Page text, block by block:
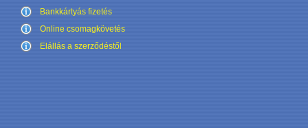
Bankkártyás fizetés
Online csomagkövetés
Elállás a szerződéstől